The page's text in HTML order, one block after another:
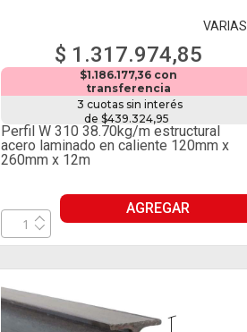
VARIAS
$ 1.317.974,85
$1.186.177,36 con
transferencia
3 cuotas sin interés
de $439.324,95
Perfil W 310 38.70kg/m estructural
acero laminado en caliente 120mm x
260mm x 12m
AGREGAR